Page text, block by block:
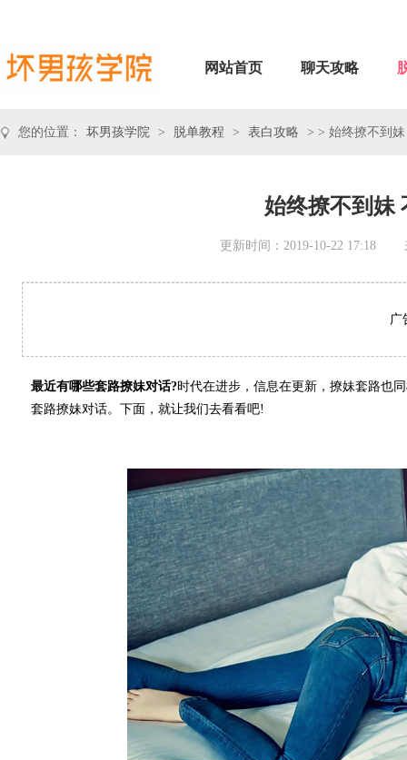
网站首页 聊天攻略
您的位置： 坏男孩学院 > 脱单教程 > 表白攻略 > > 始终撩不到
始终撩不到妹
更新时间：2019-10-22 17:18
广
最近有哪些套路撩妹对话?时代在进步，信息在更新，撩妹套路也
套路撩妹对话。下面，就让我们去看看吧!